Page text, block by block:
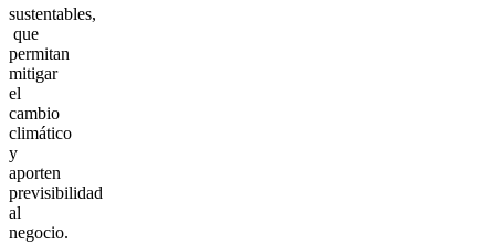
sustentables,
que
permitan
mitigar
el
cambio
climático
y
aporten
previsibilidad
al
negocio.